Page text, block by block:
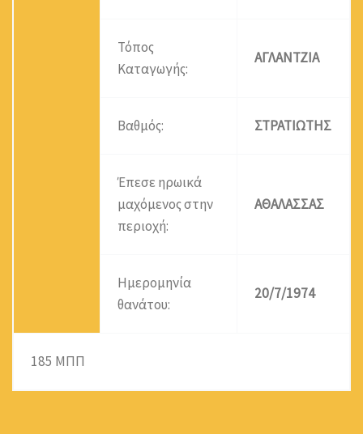
Τόπος
Καταγωγής:
ΑΓΛΑΝΤΖΙΑ
Βαθμός: ΣΤΡΑΤΙΩΤΗΣ
Έπεσε ηρωικά
μαχόμενος στην
περιοχή:
ΑΘΑΛΑΣΣΑΣ
Ημερομηνία
θανάτου:
20/7/1974
185 ΜΠΠ